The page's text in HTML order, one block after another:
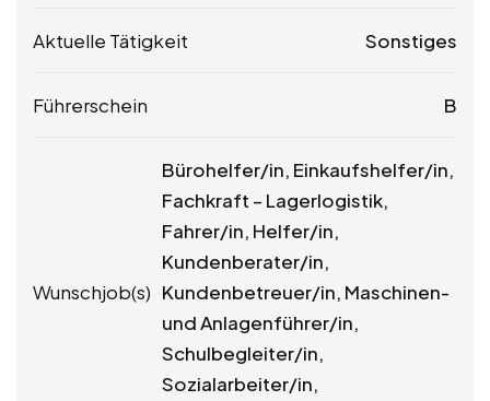
Aktuelle Tätigkeit Sonstiges
Führerschein B
Wunschjob(s)
Bürohelfer/in, Einkaufshelfer/in,
Fachkraft – Lagerlogistik,
Fahrer/in, Helfer/in,
Kundenberater/in,
Kundenbetreuer/in, Maschinen-
und Anlagenführer/in,
Schulbegleiter/in,
Sozialarbeiter/in,